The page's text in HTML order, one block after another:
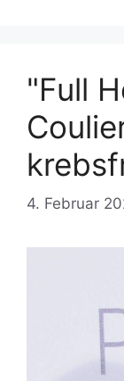
"Full
4. Februar